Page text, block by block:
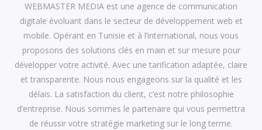
WEBMASTER MEDIA est une agence de communication
digitale évoluant dans le secteur de développement web et
mobile. Opérant en Tunisie et à l’international, nous vous
proposons des solutions clés en main et sur mesure pour
développer votre activité. Avec une tarification adaptée, claire
et transparente. Nous nous engageons sur la qualité et les
délais. La satisfaction du client, c’est notre philosophie
d’entreprise. Nous sommes le partenaire qui vous permettra
de réussir votre stratégie marketing sur le long terme.